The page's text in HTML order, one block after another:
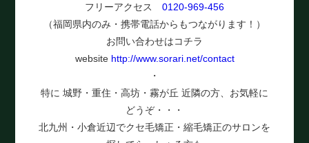
フリーアクセス 0120-969-456
（福岡県内のみ・携帯電話からもつながります！）
お問い合わせはコチラ
website http://www.sorari.net/contact
・
特に 城野・重住・高坊・霧が丘 近隣の方、お気軽に
どうぞ・・・
北九州・小倉近辺でクセ毛矯正・縮毛矯正のサロンを